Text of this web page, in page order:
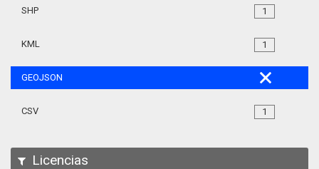
1
SHP
1
KML
GEOJSON
1
CSV
Licencias